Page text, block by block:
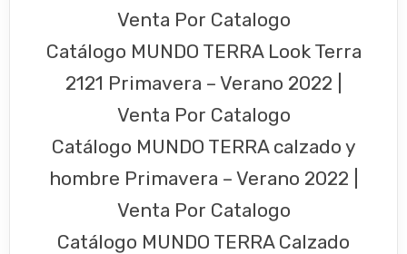
Venta Por Catalogo
Catálogo MUNDO TERRA Look Terra
2121 Primavera – Verano 2022 |
Venta Por Catalogo
Catálogo MUNDO TERRA calzado y
hombre Primavera – Verano 2022 |
Venta Por Catalogo
Catálogo MUNDO TERRA Calzado